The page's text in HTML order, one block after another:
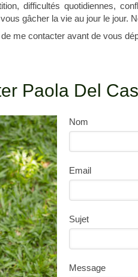
difficultés quotidiennes,
gâcher la vie au jour le jour.
me contacter avant de vous
Paola Del
Nom
Email
Sujet
Message